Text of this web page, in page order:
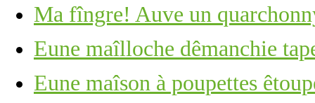
Ma fîngre! Auve un
Eune maîlloche dêmanchie
Eune maîson à poupettes